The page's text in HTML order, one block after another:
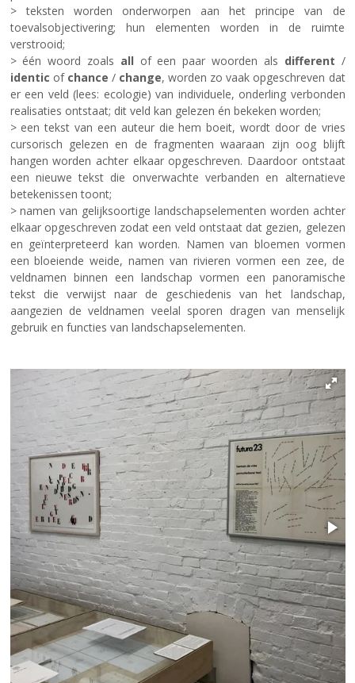
> teksten worden onderworpen aan het principe van de
toevalsobjectivering; hun elementen worden in de ruimte
verstrooid;
> één woord zoals all of een paar woorden als different /
identic of chance / change, worden zo vaak opgeschreven dat
er een veld (lees: ecologie) van individuele, onderling verbonden
realisaties ontstaat; dit veld kan gelezen én bekeken worden;
> een tekst van een auteur die hem boeit, wordt door de vries
cursorisch gelezen en de fragmenten waaraan zijn oog blijft
hangen worden achter elkaar opgeschreven. Daardoor ontstaat
een nieuwe tekst die onverwachte verbanden en alternatieve
betekenissen toont;
> namen van gelijksoortige landschapselementen worden achter
elkaar opgeschreven zodat een veld ontstaat dat gezien, gelezen
en geïnterpreteerd kan worden. Namen van bloemen vormen
een bloeiende weide, namen van rivieren vormen een zee, de
veldnamen binnen een landschap vormen een panoramische
tekst die verwijst naar de geschiedenis van het landschap,
aangezien de veldnamen veelal sporen dragen van menselijk
gebruik en functies van landschapselementen.